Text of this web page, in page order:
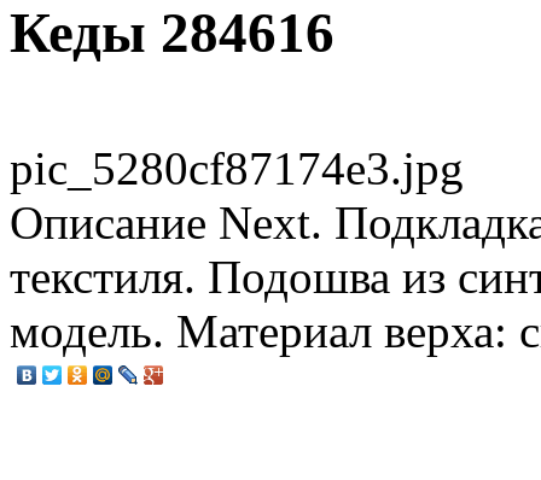
Кеды 284616
pic_5280cf87174e3.jpg
Описание Next.
текстиля. Подошва из
модель. Материал верха: